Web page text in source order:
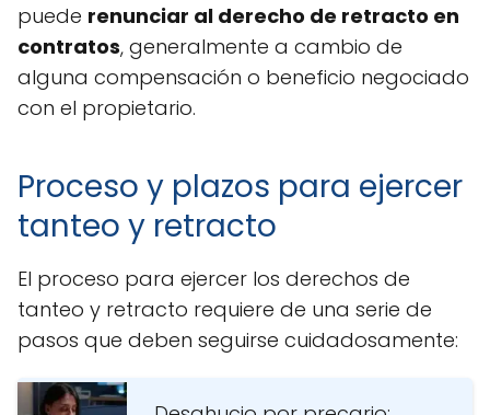
puede renunciar al derecho de retracto en
contratos, generalmente a cambio de
alguna compensación o beneficio negociado
con el propietario.
Proceso y plazos para ejercer
tanteo y retracto
El proceso para ejercer los derechos de
tanteo y retracto requiere de una serie de
pasos que deben seguirse cuidadosamente: